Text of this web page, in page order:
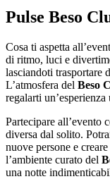
Pulse Beso
Cosa ti aspetta
di ritmo, luci e
lasciandoti trasportare
L’atmosfera del Beso
regalarti un’esperienza
Partecipare all’evento
diversa dal solito.
nuove persone e
l’ambiente curato del
una notte